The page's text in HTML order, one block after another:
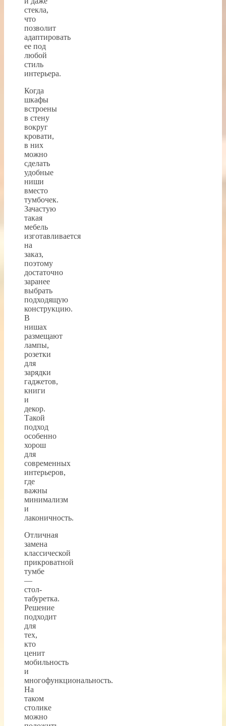
стекла,
что
позволит
адаптировать
ее под
любой
стиль
интерьера.
Когда
шкафы
встроены
в стену
вокруг
кровати,
в них
можно
сделать
удобные
ниши
вместо
тумбочек.
Зачастую
такая
мебель
изготавливается
на
заказ,
поэтому
достаточно
заранее
выбрать
подходящую
конструкцию.
В
нишах
размещают
лампы,
розетки
для
зарядки
гаджетов,
книги
и
декор.
Такой
подход
особенно
хорош
для
современных
интерьеров,
где
важны
минимализм
и
лаконичность.
Отличная
замена
классической
прикроватной
тумбе
—
стол-
табуретка.
Решение
подходит
для
тех,
кто
ценит
мобильность
и
многофункциональность.
На
таком
столике
можно